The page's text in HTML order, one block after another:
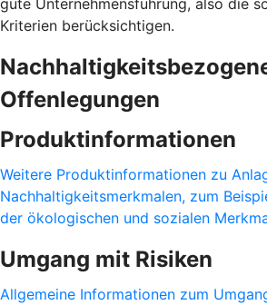
Kriterien berücksichtigen.
Offenlegungen
Produktinformationen
Weitere Produktinformationen zu
Nachhaltigkeitsmerkmalen, zum
der ökologischen und sozialen
Umgang mit Risiken
Allgemeine Informationen zum